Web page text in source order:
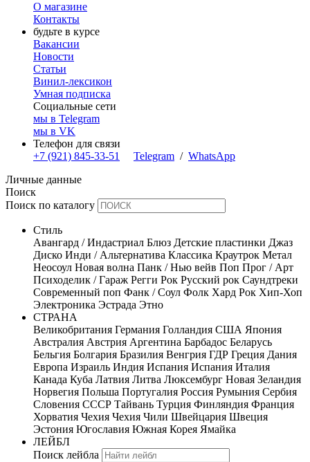
О магазине
Контакты
будьте в курсе
Вакансии
Новости
Статьи
Винил-лексикон
Умная подписка
Социальные сети
мы в Telegram
мы в VK
Телефон для связи
+7 (921) 845-33-51
Telegram / WhatsApp
Личные данные
Поиск
Поиск по каталогу
Стиль
Авангард / Индастриал Блюз Детские пластинки Джаз
Диско Инди / Альтернатива Классика Краутрок Метал
Неосоул Новая волна Панк / Нью вейв Поп Прог / Арт
Психоделик / Гараж Регги Рок Русский рок Саундтреки
Современный поп Фанк / Соул Фолк Хард Рок Хип-Хоп
Электроника Эстрада Этно
СТРАНА
Великобритания Германия Голландия США Япония
Австралия Австрия Аргентина Барбадос Беларусь
Бельгия Болгария Бразилия Венгрия ГДР Греция Дания
Европа Израиль Индия Испания Испания Италия
Канада Куба Латвия Литва Люксембург Новая Зеландия
Норвегия Польша Португалия Россия Румыния Сербия
Словения СССР Тайвань Турция Финляндия Франция
Хорватия Чехия Чехия Чили Швейцария Швеция
Эстония Югославия Южная Корея Ямайка
ЛЕЙБЛ
Поиск лейбла